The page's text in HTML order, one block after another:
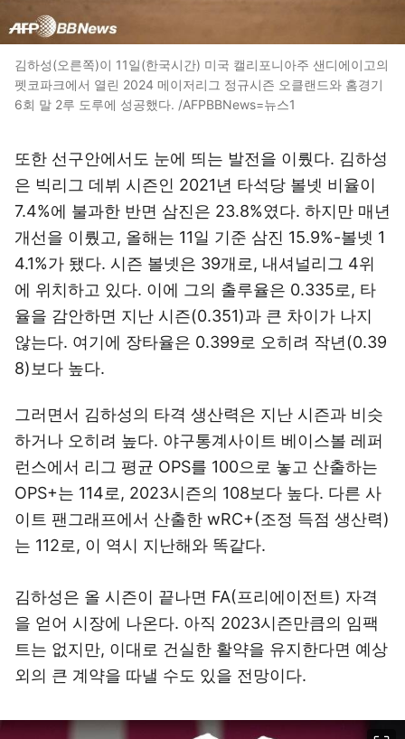
김하성(오른쪽)이 11일(한국시간) 미국 캘리포니아주 샌디에이고의
펫코파크에서 열린 2024 메이저리그 정규시즌 오클랜드와 홈경기
6회 말 2루 도루에 성공했다. /AFPBBNews=뉴스1
또한 선구안에서도 눈에 띄는 발전을 이뤘다. 김하성
은 빅리그 데뷔 시즌인 2021년 타석당 볼넷 비율이
7.4%에 불과한 반면 삼진은 23.8%였다. 하지만 매년
개선을 이뤘고, 올해는 11일 기준 삼진 15.9%-볼넷 1
4.1%가 됐다. 시즌 볼넷은 39개로, 내셔널리그 4위
에 위치하고 있다. 이에 그의 출루율은 0.335로, 타
율을 감안하면 지난 시즌(0.351)과 큰 차이가 나지
않는다. 여기에 장타율은 0.399로 오히려 작년(0.39
8)보다 높다.
그러면서 김하성의 타격 생산력은 지난 시즌과 비슷
하거나 오히려 높다. 야구통계사이트 베이스볼 레퍼
런스에서 리그 평균 OPS를 100으로 놓고 산출하는
OPS+는 114로, 2023시즌의 108보다 높다. 다른 사
이트 팬그래프에서 산출한 wRC+(조정 득점 생산력)
는 112로, 이 역시 지난해와 똑같다.
김하성은 올 시즌이 끝나면 FA(프리에이전트) 자격
을 얻어 시장에 나온다. 아직 2023시즌만큼의 임팩
트는 없지만, 이대로 건실한 활약을 유지한다면 예상
외의 큰 계약을 따낼 수도 있을 전망이다.